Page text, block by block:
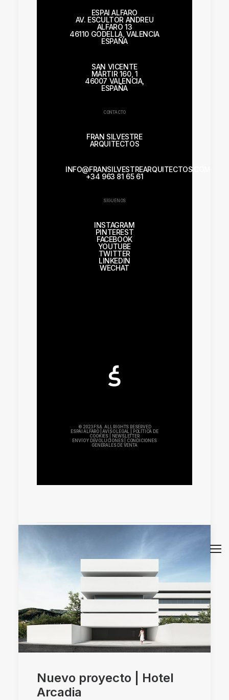
ESPAI ALFARO
AV. ESCULTOR ANDREU
ALFARO 13
46110 GODELLA, VALENCIA
ESPAÑA
SAN VICENTE
MÁRTIR 160, 1
46007 VALENCIA,
ESPAÑA
CONTACTO
FRAN SILVESTRE
ARQUITECTOS
INFO@FRANSILVESTREARQUITECTOS.COM
+34 963 81 65 61
SÍGUENOS
INSTAGRAM
PINTEREST
FACEBOOK
YOUTUBE
TWITTER
LINKEDIN
WECHAT
© 2023 FSA. ALL RIGHTS RESERVED
ESPAI ALFARO |AVISO LEGAL
POLÍTICA DE
COOKIES
NEWSLETTER
ENVÍO Y DEVOLUCIONES|
CONDICIONES
GENERALES DE VENTA
Nuevo proyecto | Hotel
Arcadia